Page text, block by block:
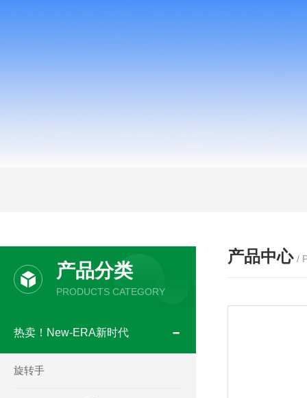
产品中心 /
产品分类
PRODUCTS CATEGORY
热卖！New-ERA新时代
旋转手